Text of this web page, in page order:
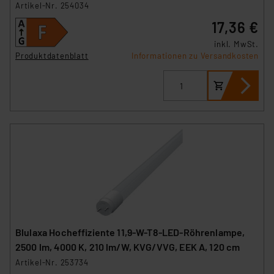
Artikel-Nr. 254034
Produktdatenblatt
17,36 €
inkl. MwSt.
Informationen zu Versandkosten
Blulaxa Hocheffiziente 11,9-W-T8-LED-Röhrenlampe,
2500 lm, 4000 K, 210 lm/W, KVG/VVG, EEK A, 120 cm
Artikel-Nr. 253734